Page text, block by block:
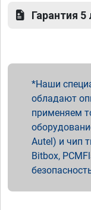
Гарантия 5
Наши
обладают
применяем
Autel) и чип
Bitbox,